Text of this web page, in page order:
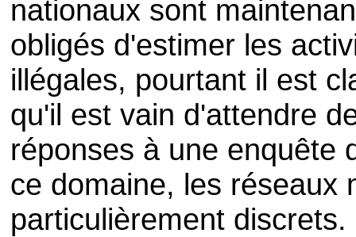
nationaux sont
obligés d'estimer les
illégales, pourtant il est
qu'il est vain d'attendre
réponses à une enquête
ce domaine, les réseaux
particulièrement discrets.